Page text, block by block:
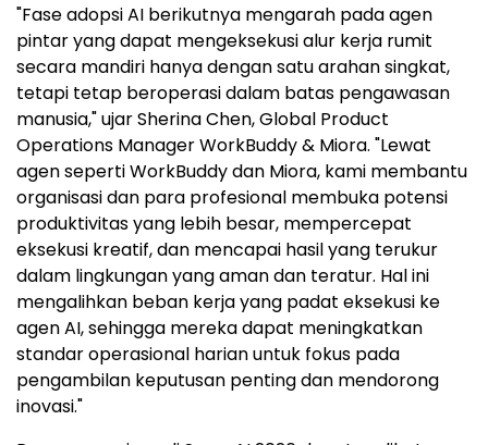
"Fase adopsi AI berikutnya mengarah pada agen
pintar yang dapat mengeksekusi alur kerja rumit
secara mandiri hanya dengan satu arahan singkat,
tetapi tetap beroperasi dalam batas pengawasan
manusia," ujar Sherina Chen, Global Product
Operations Manager WorkBuddy & Miora. "Lewat
agen seperti WorkBuddy dan Miora, kami membantu
organisasi dan para profesional membuka potensi
produktivitas yang lebih besar, mempercepat
eksekusi kreatif, dan mencapai hasil yang terukur
dalam lingkungan yang aman dan teratur. Hal ini
mengalihkan beban kerja yang padat eksekusi ke
agen AI, sehingga mereka dapat meningkatkan
standar operasional harian untuk fokus pada
pengambilan keputusan penting dan mendorong
inovasi."